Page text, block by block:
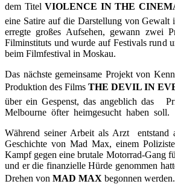
dem TitelVIOLENCE IN THE
eine Satire auf die Darstellung von Gewalt
erregte großes Aufsehen, gewann zwei
Filminstituts und wurde auf Festivals rund
beim Filmfestival in Moskau.
Das nächste gemeinsame Projekt von
Produktion des Films THE DEVIL IN
über ein Gespenst, das angeblich
Melbourne öfter heimgesucht haben soll.
Während seiner Arbeit als Arzt
Geschichte von Mad Max, einem
Kampf gegen eine brutale Motorrad-Gang
und er die finanzielle Hürde genommen
Drehen von MAD MAX begonnen